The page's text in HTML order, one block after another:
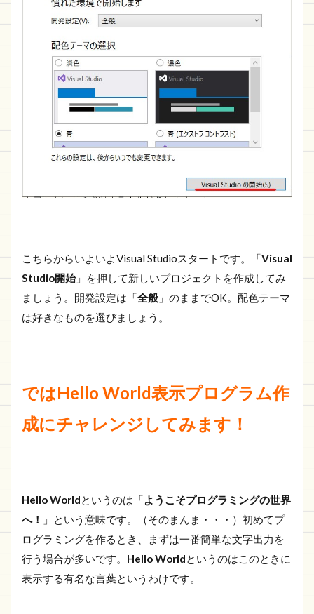
こちらからいよいよVisual Studioスタートです。「Visual
Studio開始 」を押して新しいプロジェクトを作成してみ
ましょう。開発設定は「全般 」のままでOK。配色テーマ
は好きなものを選びましょう。
ではHello World表示プログラム作
成にチャレンジしてみます！
Hello Worldというのは「ようこそプログラミングの世界
へ！
」という意味です。（そのまんま・・・）初めてプ
ログラミングを作るとき、まずは一番簡単な文字出力を
行う場合が多いです。 Hello Worldというのはこのときに
表示する有名な言葉というわけです。